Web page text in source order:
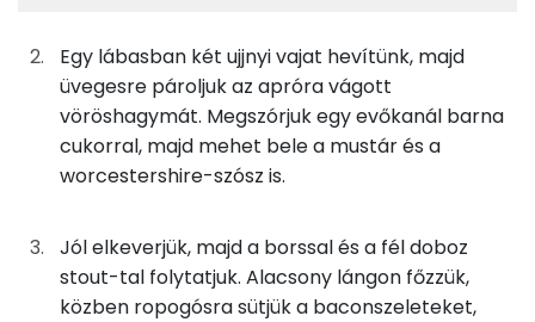
30gvöröshagyma
11 kcal
8gvaj
60 kcal
2g barna cukor
1g worcestershire-szósz
1 kcal
Nátrium
Foszfor
Kálcium
Magnézium
Szelén
Egy lábasban két ujjnyi vajat hevítünk, majd
üvegesre pároljuk az apróra vágott
vöröshagymát. Megszórjuk egy evőkanál barna
cukorral, majd mehet bele a mustár és a
worcestershire-szósz is.
Jól elkeverjük, majd a borssal és a fél doboz
stout-tal folytatjuk. Alacsony lángon főzzük,
közben ropogósra sütjük a baconszeleteket,